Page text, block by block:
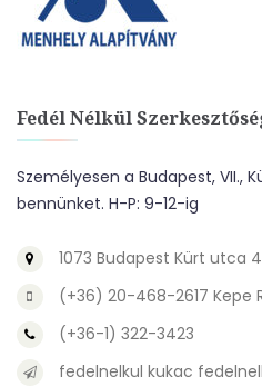
Fedél Nélkül
Személyesen a Budapest, VII.,
bennünket. H-P: 9-12-ig
1073 Budapest Kürt utca
(+36) 20-468-2617 Kepe
(+36-1) 322-3423
fedelnelkul kukac